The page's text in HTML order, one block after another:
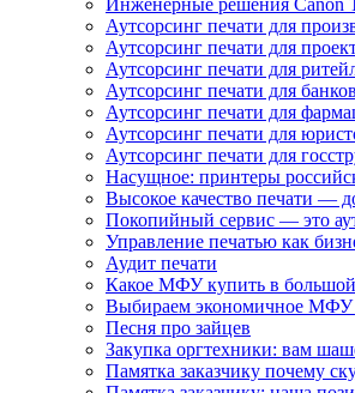
Инженерные решения Canon
Аутсорсинг печати для
Аутсорсинг печати для
Аутсорсинг печати для
Аутсорсинг печати для банков
Аутсорсинг печати для
Аутсорсинг печати для
Аутсорсинг печати для
Насущное: принтеры
Высокое качество печати —
Покопийный сервис — это
Управление печатью как
Аудит печати
Какое МФУ купить в
Выбираем экономичное МФУ
Песня про зайцев
Закупка оргтехники: вам
Памятка заказчику почему